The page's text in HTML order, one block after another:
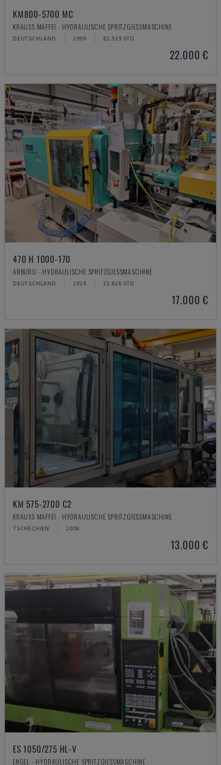
KM800-5700 MC
KRAUSS MAFFEI - HYDRAULISCHE SPRITZGIESSMASCHINE
DEUTSCHLAND 1999 82.539 STD
22.000 €
470 H 1000-170
ARBURG - HYDRAULISCHE SPRITZGIESSMASCHINE
DEUTSCHLAND 2014 22.626 STD
17.000 €
KM 575-2700 C2
KRAUSS MAFFEI - HYDRAULISCHE SPRITZGIESSMASCHINE
TSCHECHIEN 2006
13.000 €
ES 1050/275 HL-V
ENGEL - HYDRAULISCHE SPRITZGIESSMASCHINE